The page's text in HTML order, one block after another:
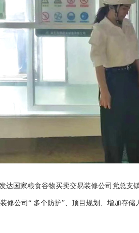
达国家粮食谷物买卖交易装修公司党总支
修公司“ 多个防护”、顶目规划、增加存储